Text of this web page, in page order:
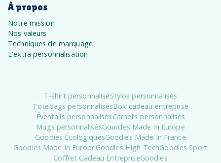
À propos
Notre mission
Nos valeurs
Techniques de marquage
L'extra personnalisation
T-shirt personnaliséStylos personnalisés
Totebags personnalisésBox cadeau entreprise
Éventails personnalisésCarnets personnalisés
Mugs personnalisésGourdes Made In Europe
Goodies ÉcologiquesGoodies Made In France
Goodies Made In EuropeGoodies High TechGoodies Sport
Coffret Cadeau EntrepriseGoodies